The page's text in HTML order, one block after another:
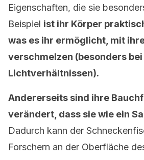
Eigenschaften, die sie
Beispiel ist ihr Körper
was es ihr ermöglicht, mit
verschmelzen (besonders
Lichtverhältnissen).
Andererseits sind ihre
verändert, dass sie wie ein
Dadurch kann der
Forschern an der Oberfläche